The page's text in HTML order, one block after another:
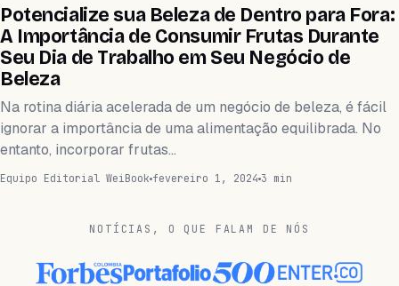
WEIHEALTH
Potencialize sua Beleza de Dentro para Fora:
A Importância de Consumir Frutas Durante
Seu Dia de Trabalho em Seu Negócio de
Beleza
Na rotina diária acelerada de um negócio de beleza, é fácil
ignorar a importância de uma alimentação equilibrada. No
entanto, incorporar frutas…
Equipo Editorial WeiBook fevereiro 1, 2024 3 min
NOTÍCIAS, O QUE FALAM DE NÓS